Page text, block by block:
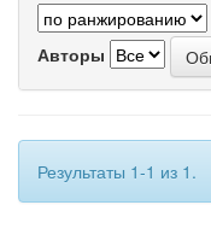
Авторы
Результаты 1-1 из 1.